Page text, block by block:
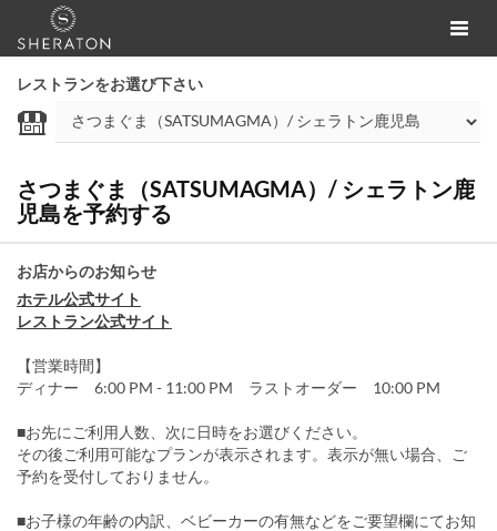
レストランをお選び下さい
さつまぐま（SATSUMAGMA）/ シェラトン鹿
児島を予約する
お店からのお知らせ
ホテル公式サイト
レストラン公式サイト
【営業時間】
ディナー 6:00 PM - 11:00 PM ラストオーダー 10:00 PM
■お先にご利用人数、次に日時をお選びください。
その後ご利用可能なプランが表示されます。表示が無い場合、ご
予約を受付しておりません。
■お子様の年齢の内訳、ベビーカーの有無などをご要望欄にてお知